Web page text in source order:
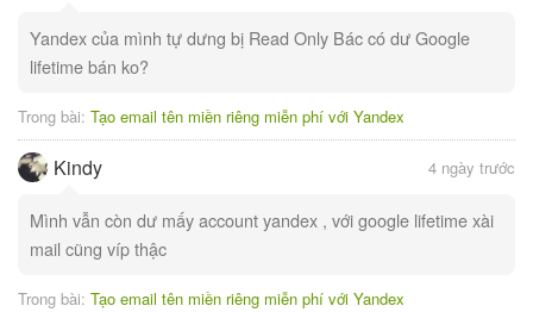
Yandex của mình tự dưng bị Read Only Bác có dư Google
lifetime bán ko?
Trong bài: Tạo email tên miền riêng miễn phí với Yandex
Kindy 4 ngày trước
Mình vẫn còn dư mấy account yandex , với google lifetime xài
mail cũng víp thậc
Trong bài: Tạo email tên miền riêng miễn phí với Yandex